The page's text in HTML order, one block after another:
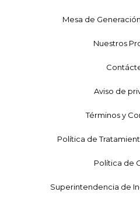
Mesa de
Nuestros
Aviso de
Términos y
Política de
Política de
Superintendencia de